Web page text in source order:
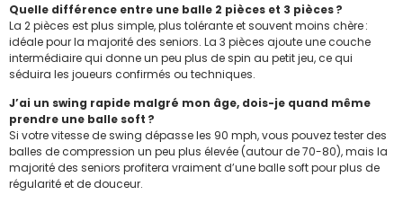
Quelle différence entre une balle 2 pièces et 3 pièces ?
La 2 pièces est plus simple, plus tolérante et souvent moins chère :
idéale pour la majorité des seniors. La 3 pièces ajoute une couche
intermédiaire qui donne un peu plus de spin au petit jeu, ce qui
séduira les joueurs confirmés ou techniques.
J’ai un swing rapide malgré mon âge, dois-je quand même
prendre une balle soft ?
Si votre vitesse de swing dépasse les 90 mph, vous pouvez tester des
balles de compression un peu plus élevée (autour de 70-80), mais la
majorité des seniors profitera vraiment d’une balle soft pour plus de
régularité et de douceur.